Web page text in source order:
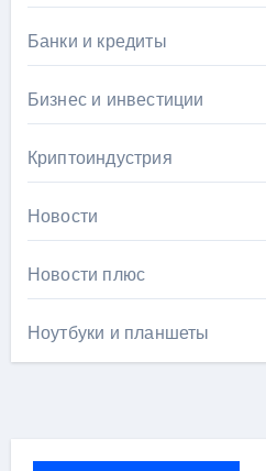
Банки и кредиты
Бизнес и инвестиции
Криптоиндустрия
Новости
Новости плюс
Ноутбуки и планшеты